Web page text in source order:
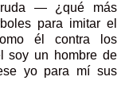
— ¿qué más
para imitar el
él contra los
soy un hombre de
yo para mí sus